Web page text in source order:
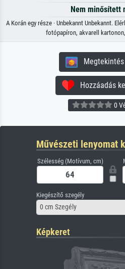
Nem minősített
A Korán egy része · Unbekannt Unbekannt.
fotópapíron, akvarell
Megtekintés
Hozzáadás
0
Művészeti lenyomat
Szélesség (Motívum, cm)
Kiegészítő szegély
0 cm Szegély
Képkeret